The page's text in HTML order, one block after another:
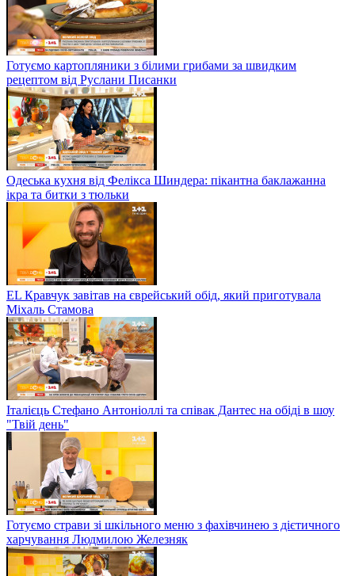
Готуємо картопляники з білими грибами за швидким
рецептом від Руслани Писанки
Одеська кухня від Фелікса Шиндера: пікантна баклажанна
ікра та битки з тюльки
EL Кравчук завітав на єврейський обід, який приготувала
Міхаль Стамова
Італієць Стефано Антоніоллі та співак Дантес на обіді в шоу
"Твій день"
Готуємо страви зі шкільного меню з фахівчинею з дієтичного
харчування Людмилою Железняк